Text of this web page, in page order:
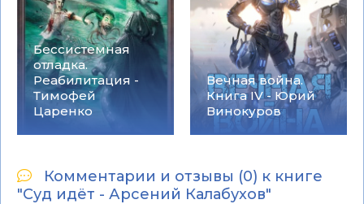
Бессистемная
отладка.
Реабилитация -
Тимофей
Царенко
Вечная война.
Книга IV - Юрий
Винокуров
Комментарии и отзывы (0) к книге
"Суд идёт - Арсений Калабухов"